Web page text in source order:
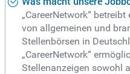
„CareerNetwork“
von allgemeinen und
Stellenbörsen in
„CareerNetwork“
Stellenanzeigen sowohl